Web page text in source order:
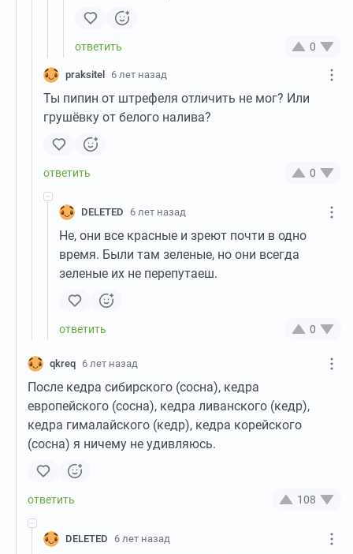
0
praksitel 6 лет назад
Ты пипин от штрефеля отличить не мог? Или
грушёвку от белого налива?
0
DELETED 6 лет назад
Не, они все красные и зреют почти в одно
время. Были там зеленые, но они всегда
зеленые их не перепутаеш.
0
qkreq 6 лет назад
После кедра сибирского (сосна), кедра
европейского (сосна), кедра ливанского (кедр),
кедра гималайского (кедр), кедра корейского
(сосна) я ничему не удивляюсь.
108
DELETED 6 лет назад